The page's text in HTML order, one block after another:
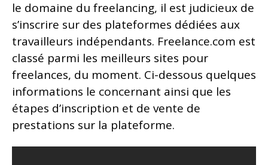
le domaine du freelancing, il est judicieux de
s’inscrire sur des plateformes dédiées aux
travailleurs indépendants. Freelance.com est
classé parmi les meilleurs sites pour
freelances, du moment. Ci-dessous quelques
informations le concernant ainsi que les
étapes d’inscription et de vente de
prestations sur la plateforme.